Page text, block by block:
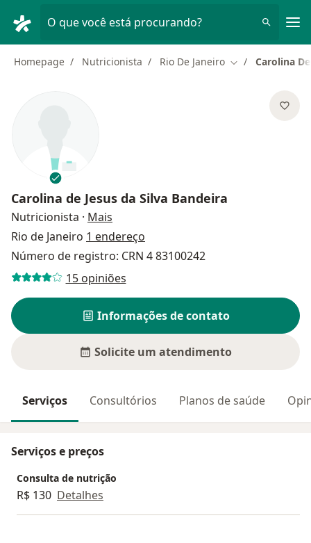
O que você está procurando?
Homepage Nutricionista Rio De Janeiro Mudar de cidade
Carolina
Carolina de Jesus da Silva Bandeira
Nutricionista · Mais
Rio de Janeiro 1 endereço
Número de registro: CRN 4 83100242
15 opiniões
Informações de contato
Solicite um atendimento
Serviços Consultórios Planos de saúde
Serviços e preços
Consulta de nutrição
R$ 130 Detalhes